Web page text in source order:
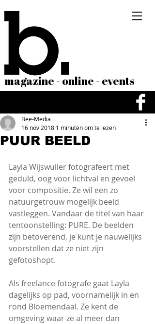
magazine - online - events
PUUR BEELD
Bee-Media
16 nov 2018 1 minuten om te lezen
Layla Wijswuller fotografeert met
geduld, oog voor lichtval en gevoel
voor compositie. Ze wil een zo
natuurgetrouw mogelijk beeld
vastleggen. Vandaar de titel van haar
tentoonstelling: PURE. De beelden
zijn betoverend, je kunt je nauwelijks
voorstellen dat ze niet zijn
gefotoshopt.
Als freelance fotografe gaat Layla
dagelijks op pad, voornamelijk in en
rond Bloemendaal. Ze kent de
omgeving waar ze al meer dan